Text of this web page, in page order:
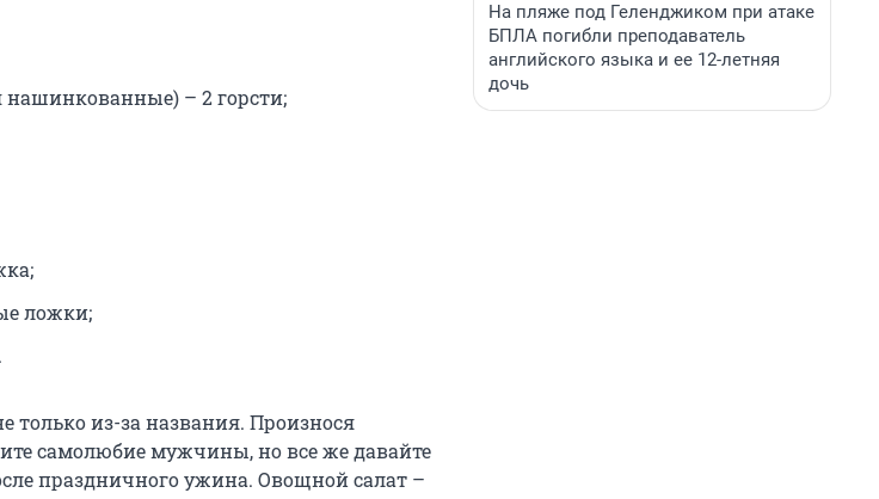
нашинкованные) – 2 горсти;
ложки;
только из-за названия. Произнося
самолюбие мужчины, но все же давайте
праздничного ужина. Овощной салат –
На пляже под Геленджиком при атаке
БПЛА погибли преподаватель
английского языка и ее 12-летняя
дочь